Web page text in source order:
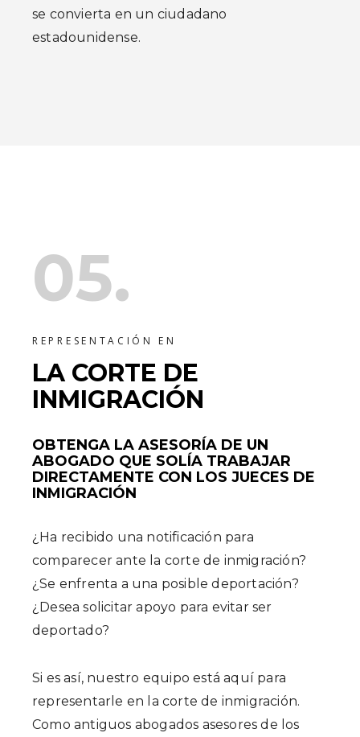
se convierta en un ciudadano
estadounidense.
05.
REPRESENTACIÓN EN
LA CORTE DE
INMIGRACIÓN
OBTENGA LA ASESORÍA DE UN
ABOGADO QUE SOLÍA TRABAJAR
DIRECTAMENTE CON LOS JUECES DE
INMIGRACIÓN
¿Ha recibido una notificación para
comparecer ante la corte de inmigración?
¿Se enfrenta a una posible deportación?
¿Desea solicitar apoyo para evitar ser
deportado?
Si es así, nuestro equipo está aquí para
representarle en la corte de inmigración.
Como antiguos abogados asesores de los